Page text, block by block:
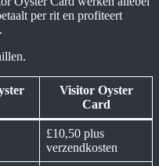
per rit en profiteert
Visitor Oyster
Card
£10,50 plus
verzendkosten